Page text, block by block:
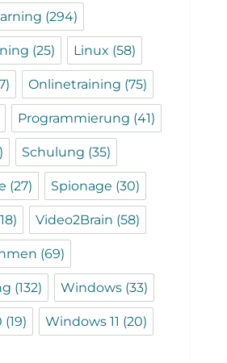
(294)
(25) Linux (58)
Onlinetraining (75)
Programmierung (41)
Schulung (35)
(27) Spionage (30)
Video2Brain (58)
(69)
(132) Windows (33)
(19) Windows 11 (20)